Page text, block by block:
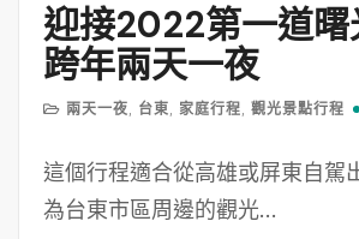
E
迎接2022第一道曙
跨年兩天一夜
兩天一夜, 台東, 家庭行程, 觀光景點行程
這個行程適合從高雄或屏東自駕
為台東市區周邊的觀光...